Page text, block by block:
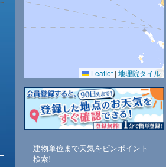
0.0
67
東 東 東 東
3 3 5 5
Leaflet | 地理院タイル
建物単位まで天気をピンポイント
検索!